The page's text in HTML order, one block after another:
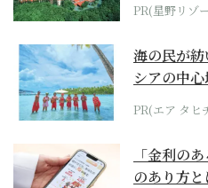
PR(星野リゾ
海の民が
シアの中
らみえてく
PR(エア タヒ
「金利の
のあり方と